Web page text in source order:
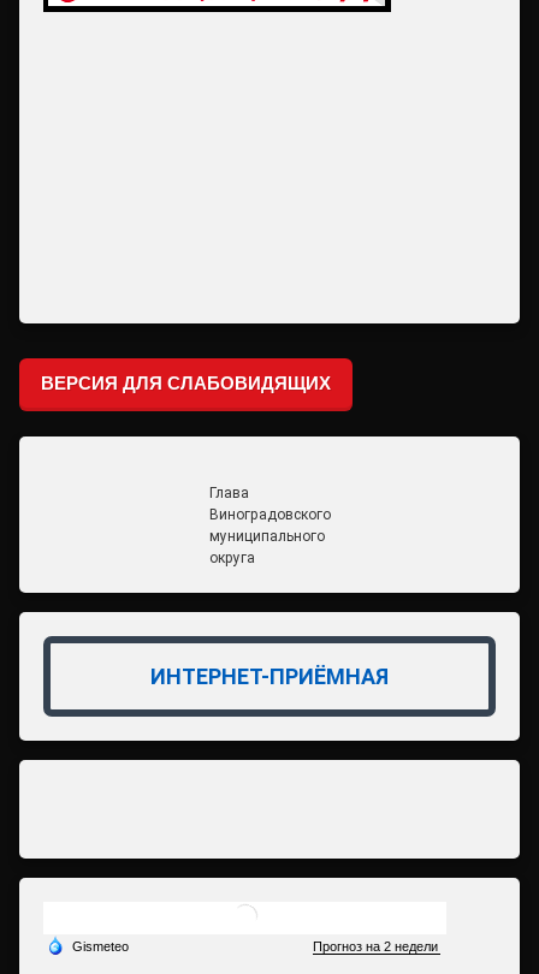
ВЕРСИЯ ДЛЯ СЛАБОВИДЯЩИХ
Глава
Виноградовского
муниципального
округа
ИНТЕРНЕТ-ПРИЁМНАЯ